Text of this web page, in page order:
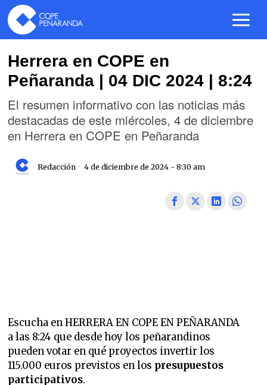
Herrera en COPE en
Peñaranda | 04 DIC 2024 | 8:24
El resumen informativo con las noticias más
destacadas de este miércoles, 4 de diciembre
en Herrera en COPE en Peñaranda
Redacción 4 de diciembre de 2024 - 8:30 am
Escucha en HERRERA EN COPE EN PEÑARANDA
a las 8:24 que desde hoy los peñarandinos
pueden votar en qué proyectos invertir los
115.000 euros previstos en los presupuestos
participativos.